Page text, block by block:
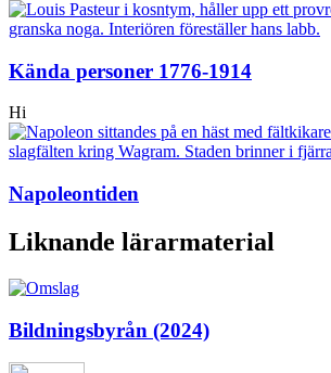
Kända personer 1776-1914
Hi
Napoleontiden
Liknande lärarmaterial
Bildningsbyrån (2024)